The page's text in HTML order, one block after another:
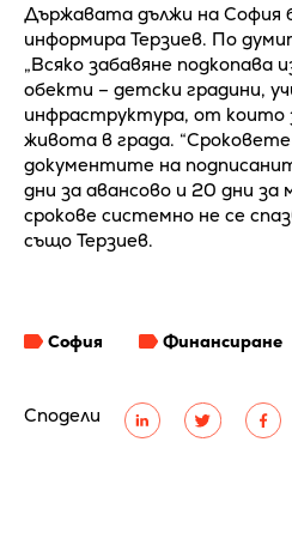
Сподели
Държавата дължи на София
информира Терзиев. По
„Всяко забавяне подкопава
обекти – детски градини,
инфраструктура, от които
живота в града.
документите на
дни за авансово и 20 дни за
срокове системно не се
също Терзиев.
София Финансиране